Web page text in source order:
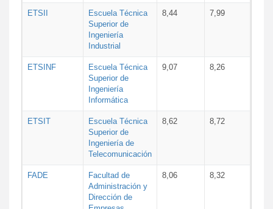
ETSII
Escuela Técnica
Superior de
Ingeniería
Industrial
8,44 7,99
ETSINF
Escuela Técnica
Superior de
Ingeniería
Informática
9,07 8,26
ETSIT
Escuela Técnica
Superior de
Ingeniería de
Telecomunicación
8,62 8,72
FADE
Facultad de
Administración y
Dirección de
8,06 8,32